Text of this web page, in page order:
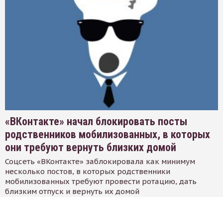
«ВКонтакте» начал блокировать посты
родственников мобилизованных, в которых
они требуют вернуть близких домой
Соцсеть «ВКонтакте» заблокировала как минимум
несколько постов, в которых родственники
мобилизованных требуют провести ротацию, дать
близким отпуск и вернуть их домой